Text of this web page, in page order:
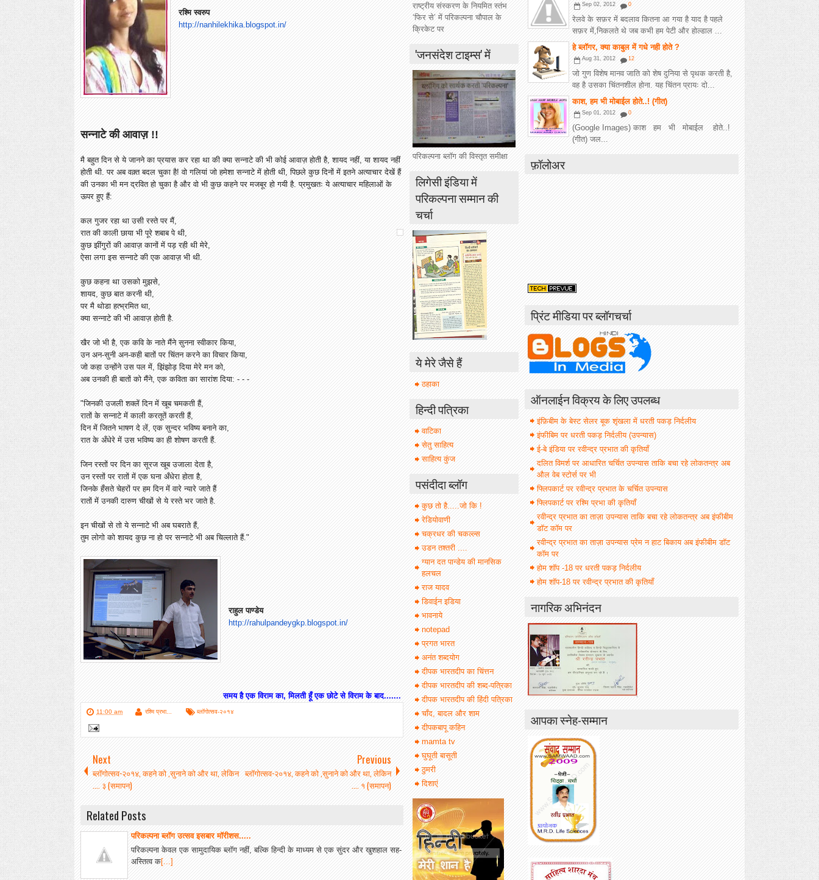
रश्मि स्वरुप
http://nanhilekhika.blogspot.in/
सन्नाटे की आवाज़ !!
मै बहुत दिन से ये जानने का प्रयास कर रहा था की क्या सन्नाटे की भी कोई आवाज़ होती है, शायद नहीं, या शायद नहीं
होती थी. पर अब वक़्त बदल चुका है! वो गलियां जो हमेशा सन्नाटे में होती थी, पिछले कुछ दिनों में इतने अत्याचार देखें हैं
की उनका भी मन द्रवित हो चुका है और वो भी कुछ कहने पर मजबूर हो गयी है. प्रमुखतः ये अत्याचार महिलाओं के
ऊपर हुए हैं:
कल गुजर रहा था उसी रस्ते पर मैं,
रात की काली छाया भी पूरे शबाब पे थी,
कुछ झींगुरों की आवाज़ कानों में पड़ रही थी मेरे,
ऐसा लगा इस सन्नाटे की एक आवाज़ भी थी.
कुछ कहना था उसको मुझसे,
शायद, कुछ बात करनी थी,
पर मै थोडा हत्भ्रमित था,
क्या सन्नाटे की भी आवाज़ होती है.
खैर जो भी है, एक कवि के नाते मैंने सुनना स्वीकार किया,
उन अन-सुनी अन-कही बातों पर चिंतन करने का विचार किया,
जो कहा उन्होंने उस पल में, झिंझोड़ दिया मेरे मन को,
अब उनकी ही बातों को मैंने, एक कविता का सारांश दिया: - - -
"जिनकी उजली शक्लें दिन में खूब चमकती हैं,
रातों के सन्नाटे में काली करतूतें करती हैं,
दिन में जितने भाषण दे लें, एक सुन्दर भविष्य बनाने का,
रात के अँधेरे में उस भविष्य का ही शोषण करती हैं.
जिन रस्तों पर दिन का सूरज खूब उजाला देता है,
उन रस्तों पर रातों में एक घना अँधेरा होता है,
जिनके हँसते चेहरों पर हम दिन में वारे न्यारे जाते हैं
रातों में उनकी दारुण चीखों से ये रस्ते भर जाते है.
इन चीखों से तो ये सन्नाटे भी अब घबराते हैं,
तुम लोगो को शायद कुछ ना हो पर सन्नाटे भी अब चिल्लाते हैं."
राहुल पाण्डेय
http://rahulpandeygkp.blogspot.in/
समय है एक विराम का, मिलती हूँ एक छोटे से विराम के बाद.......
11:00 am रश्मि प्रभा... ब्लॉगोत्सव-२०१४
Next
ब्लॉगोत्सव-२०१४, कहने को ,सुनाने को और था, लेकिन
.... ३ (समापन)
Previous
ब्लॉगोत्सव-२०१४, कहने को ,सुनाने को और था, लेकिन
.... १ (समापन)
Related Posts
परिकल्पना ब्लॉग उत्सव इसबार मॉरीशस.....
परिकल्पना केवल एक सामुदायिक ब्लॉग नहीं, बल्कि हिन्दी के माध्यम से एक सुंदर और खुशहाल सह-
अस्तित्व क[...]
Sep 02, 2012 0
रेलवे के सफ़र में बदलाव कितना आ गया है याद है पहले
सफ़र में,निकलते थे जब कभी हम पेटी और होल्डाल ...
हे ब्लॉगर, क्या काबुल में गधे नही होते ?
Aug 31, 2012 12
जो गुण विशेष मानव जाति को शेष दुनिया से पृथक करती है,
वह है उसका चिंतनशील होना. यह चिंतन प्रायः दो...
काश, हम भी मोबाईल होते..! (गीत)
Sep 01, 2012 0
(Google Images) काश हम भी मोबाईल होते..!
(गीत) जल...
फ़ॉलोअर
प्रिंट मीडिया पर ब्लॉगचर्चा
ऑनलाईन विक्रय के लिए उपलब्ध
इंफ़िबीम के बेस्ट सेलर बूक शृंखला में धरती पकड़ निर्दलीय
इंफीबिम पर धरती पकड़ निर्दलीय (उपन्यास)
ई-बे इंडिया पर रवीन्द्र प्रभात की कृतियाँ
दलित विमर्श पर आधारित चर्चित उपन्यास ताकि बचा रहे लोकतन्त्र अब
औल वेब स्टोर्स पर भी
फ्लिपकार्ट पर रवीन्द्र प्रभात के चर्चित उपन्यास
फ्लिपकार्ट पर रश्मि प्रभा की कृतियाँ
रवीन्द्र प्रभात का ताज़ा उपन्यास ताकि बचा रहे लोकतन्त्र अब इंफीबीम
डॉट कॉम पर
रवीन्द्र प्रभात का ताज़ा उपन्यास प्रेम न हाट बिकाय अब इंफीबीम डॉट
कॉम पर
होम शॉप -18 पर धरती पकड़ निर्दलीय
होम शॉप-18 पर रवीन्द्र प्रभात की कृतियाँ
नागरिक अभिनंदन
आपका स्नेह-सम्मान
राष्ट्रीय संस्करण के नियमित स्तंभ
‘फिर से’ में परिकल्पना चौपाल के
क्रिकेट पर
'जनसंदेश टाइम्स' में
परिकल्पना ब्लॉग की विस्तृत समीक्षा
लिगेसी इंडिया में
परिकल्पना सम्मान की
चर्चा
ये मेरे जैसे हैं
ठहाका
हिन्दी पत्रिका
वाटिका
सेतु साहित्य
साहित्य कुंज
पसंदीदा ब्लॉग
कुछ तो है.....जो कि !
रेडियोवाणी
चक्रधर की चकल्ल्स
उडन तश्तरी ....
ग्यान दत पान्डेय की मानसिक
हलचल
राज यादव
डिवाईन इडिया
भावनाये
notepad
प्रगत भारत
अनंत शब्दयोग
दीपक भारतदीप का चिंत्तन
दीपक भारतदीप की शब्द-पत्रिका
दीपक भारतदीप की हिंदी पत्रिका
चाँद, बादल और शाम
दीपकबापू कहिन
mamta tv
घुघूती बासूती
ठुमरी
दिशाएं